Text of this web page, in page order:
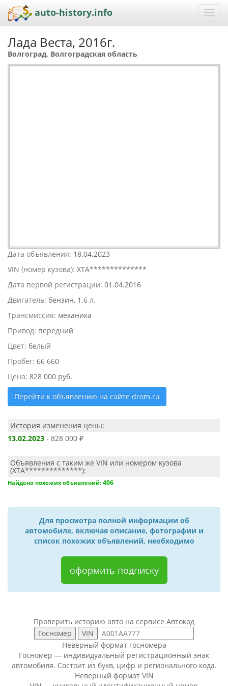
auto-history.info
Лада Веста, 2016г.
Волгоград, Волгоградская область
Дата объявления: 18.04.2023
VIN (номер кузова): XTA**************
Дата первой регистрации: 01.04.2016
Двигатель: бензин, 1.6 л.
Трансмиссия: механика
Привод: передний
Цвет: белый
Пробег: 66 660
Цена: 828 000 руб.
Перейти к объявлению на сайте drom.ru
История изменения цены:
13.02.2023 - 828 000 ₽
Объявления с таким же VIN или номером кузова
(XTA**************):
Найдено похожих объявлений: 406
Для просмотра полной информации об
автомобиле, включая описание, фотографии и
список похожих объявлений, необходимо
оформить подписку
Проверить историю авто на сервисе Автокод
Неверный формат госномера
Госномер — индивидуальный регистрационный знак
автомобиля. Состоит из букв, цифр и регионального кода.
Неверный формат VIN